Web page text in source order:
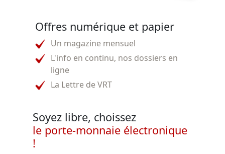
Offres numérique et papier
Un magazine mensuel
L'info en continu, nos dossiers en
ligne
La Lettre de VRT
Soyez libre, choissez
le porte-monnaie électronique
!